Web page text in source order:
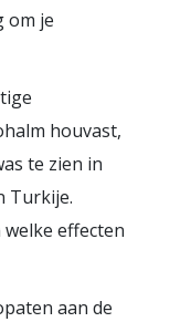
om je
houvast,
te zien in
Turkije.
effecten
aan de